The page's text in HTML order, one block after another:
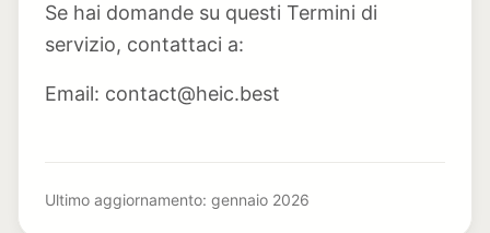
Se hai domande su questi Termini di
servizio, contattaci a:
Email: contact@heic.best
Ultimo aggiornamento: gennaio 2026